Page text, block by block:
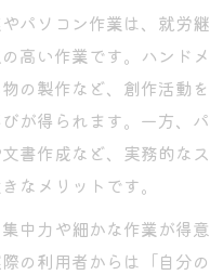
パソコン作業は、就労
高い作業です。ハンドメ
の製作など、創作活動
が得られます。一方、
書作成など、実務的な
なメリットです。
中力や細かな作業が得
の利用者からは「自分